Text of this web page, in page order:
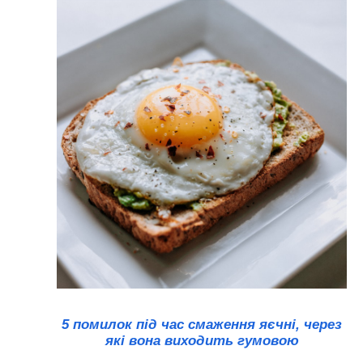
5 помилок під час смаження яєчні, через
які вона виходить гумовою